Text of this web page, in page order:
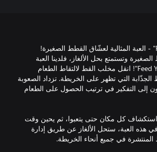
وتستمتع بحل الألغاز، فلدينا العبة
المثالية لك: "Feed Your Cat"! انقل مخلب القط لالتقاط الطعام
التي تظهر على الخريطة. تزداد الصعوبة
إلى التفكير في ترتيب الحصول على الطعام
كل مكان حتى يتعبوا، ثم يحين وقت
في هذه العبة، ستحل الألغاز عن طريق إدارة